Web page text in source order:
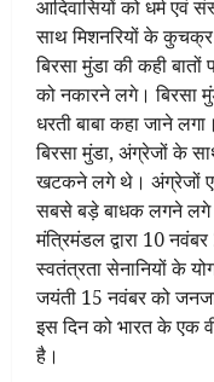
आदिवासियों को धर्म
साथ मिशनरियों के
बिरसा मुंडा की कही
को नकारने लगे। बिरसा
धरती बाबा कहा जाने
बिरसा मुंडा, अंग्रेजों के
खटकने लगे थे। अंग्रेजों
सबसे बड़े बाधक लगने
मंत्रिमंडल द्वारा 10
स्वतंत्रता सेनानियों के
जयंती 15 नवंबर को
इस दिन को भारत के एक
है।